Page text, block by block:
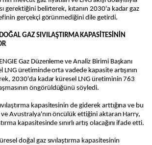
gerektiğini belirterek, kıtanın 2030'a kadar gaz
gerçekçi görünmediğini dile getirdi.
GAZ SIVILAŞTIRMA KAPASİTESİNİN
Gaz Düzenleme ve Analiz Birimi Başkanı
LNG üretiminde orta vadede kapasite artışının
2030'da kadar küresel LNG üretiminin 763
öngörüldüğünü söyledi.
kapasitesinin de giderek arttığına ve bu
ve Avustralya'nın öncülük ettiğini aktaran Harry,
kapasitesinde sınırlı artış olacağını ifade etti.
doğal gaz sıvılaştırma kapasitesinin